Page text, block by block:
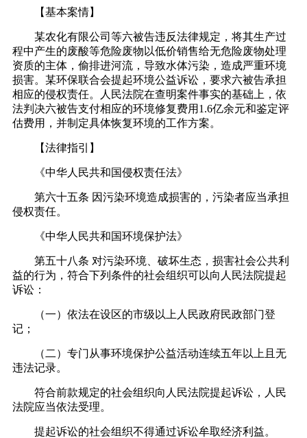
【基本案情】
某农化有限公司等六被告违反法律规定，将其生产过
程中产生的废酸等危险废物以低价销售给无危险废物处理
资质的主体，偷排进河流，导致水体污染，造成严重环境
损害。某环保联合会提起环境公益诉讼，要求六被告承担
相应的侵权责任。人民法院在查明案件事实的基础上，依
法判决六被告支付相应的环境修复费用1.6亿余元和鉴定评
估费用，并制定具体恢复环境的工作方案。
【法律指引】
《中华人民共和国侵权责任法》
第六十五条 因污染环境造成损害的，污染者应当承担
侵权责任。
《中华人民共和国环境保护法》
第五十八条 对污染环境、破坏生态，损害社会公共利
益的行为，符合下列条件的社会组织可以向人民法院提起
诉讼：
（一）依法在设区的市级以上人民政府民政部门登
记；
（二）专门从事环境保护公益活动连续五年以上且无
违法记录。
符合前款规定的社会组织向人民法院提起诉讼，人民
法院应当依法受理。
提起诉讼的社会组织不得通过诉讼牟取经济利益。